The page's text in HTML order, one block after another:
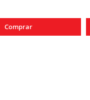
Comprar